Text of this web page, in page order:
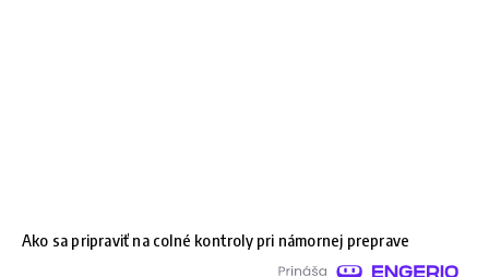
Ako sa pripraviť na colné kontroly pri námornej preprave